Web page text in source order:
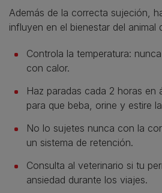
Además de la correcta sujeción,
influyen en el bienestar del animal
Controla la temperatura:
con calor.
Haz paradas cada 2 horas en
para que beba, orine y estire
No lo sujetes nunca con la
un sistema de retención.
Consulta al veterinario si tu
ansiedad durante los viajes.